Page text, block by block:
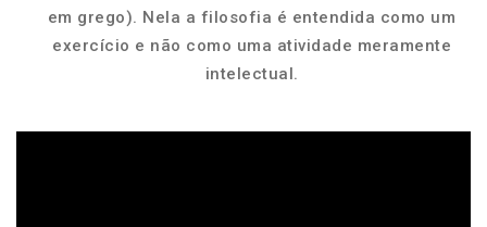
em grego). Nela a filosofia é entendida como um
exercício e não como uma atividade meramente
intelectual.